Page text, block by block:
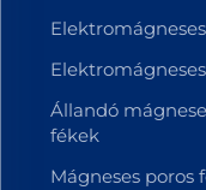
Állandó
fékek
Mágneses